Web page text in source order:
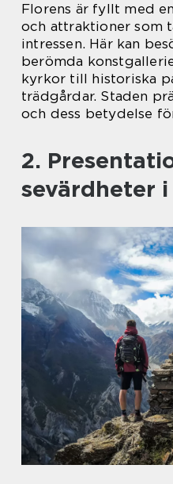
Florens är fyllt med
och attraktioner som
intressen. Här kan
berömda
kyrkor till historiska
trädgårdar. Staden
och dess betydelse
2.
sevärdheter